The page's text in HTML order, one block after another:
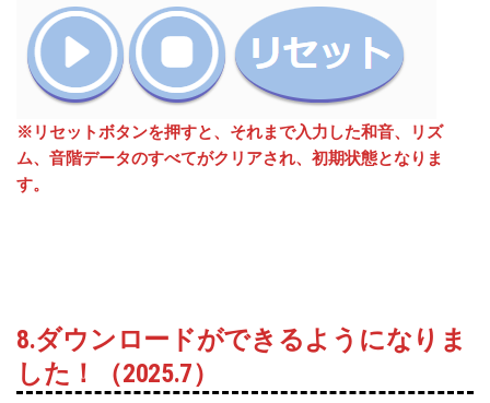
※リセットボタンを押すと、それまで入力した和音、リズ
ム、音階データのすべてがクリアされ、 初期状態となりま
す。
8.ダウンロードができるようになりま
した！（2025.7）